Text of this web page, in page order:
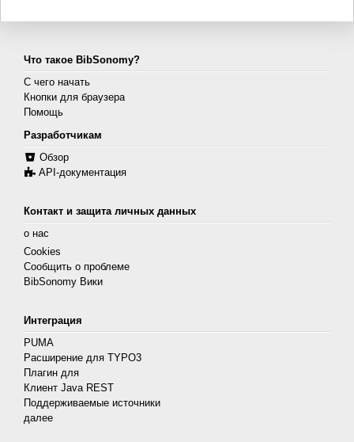
Что такое BibSonomy?
С чего начать
Кнопки для браузера
Помощь
Разработчикам
Обзор
API-документация
Контакт и защита личных данных
о нас
Cookies
Сообщить о проблеме
BibSonomy Вики
Интеграция
PUMA
Расширение для TYPO3
Плагин для
Клиент Java REST
Поддерживаемые источники
далее